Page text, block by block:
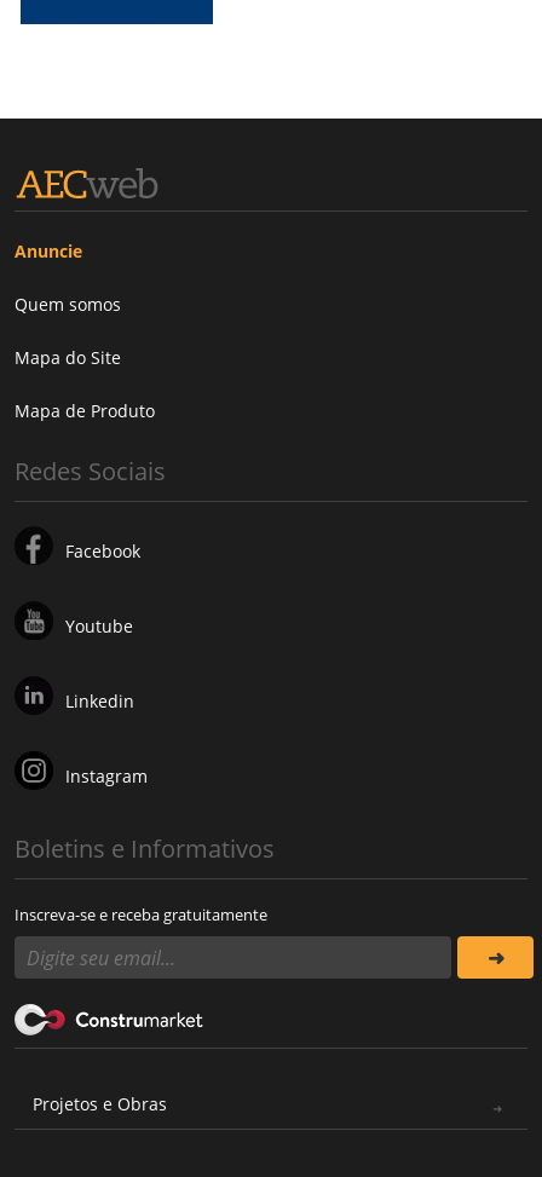
Anuncie
Quem somos
Mapa do Site
Mapa de Produto
Redes Sociais
Facebook
Youtube
Linkedin
Instagram
Boletins e Informativos
Inscreva-se e receba gratuitamente
Projetos e Obras